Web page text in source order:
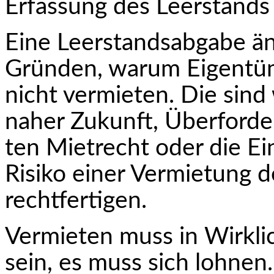
Erfassung des
Eine Leerstandsabgabe
Gründen, warum
nicht vermieten. Die sind
naher Zukunft,
ten Mietrecht oder die
Risiko einer Vermietung
rechtfertigen.
Vermieten muss in
sein, es muss sich